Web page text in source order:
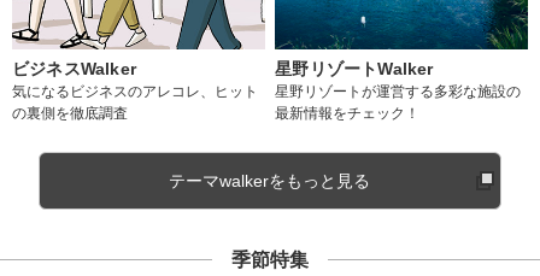
ビジネスWalker
気になるビジネスのアレコレ、ヒット
の裏側を徹底調査
星野リゾートWalker
星野リゾートが運営する多彩な施設の
最新情報をチェック！
テーマwalkerをもっと見る
季節特集